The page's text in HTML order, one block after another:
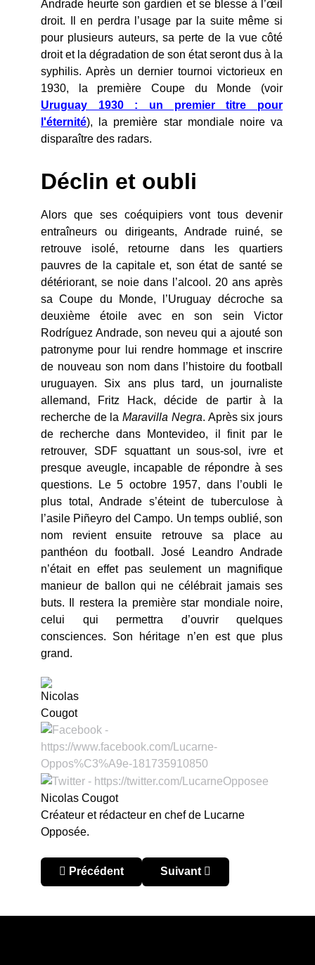
Andrade heurte son gardien et se blesse à l’œil
droit. Il en perdra l’usage par la suite même si
pour plusieurs auteurs, sa perte de la vue côté
droit et la dégradation de son état seront dus à la
syphilis. Après un dernier tournoi victorieux en
1930, la première Coupe du Monde (voir
Uruguay 1930 : un premier titre pour
l'éternité), la première star mondiale noire va
disparaître des radars.
Déclin et oubli
Alors que ses coéquipiers vont tous devenir
entraîneurs ou dirigeants, Andrade ruiné, se
retrouve isolé, retourne dans les quartiers
pauvres de la capitale et, son état de santé se
détériorant, se noie dans l’alcool. 20 ans après
sa Coupe du Monde, l’Uruguay décroche sa
deuxième étoile avec en son sein Victor
Rodríguez Andrade, son neveu qui a ajouté son
patronyme pour lui rendre hommage et inscrire
de nouveau son nom dans l’histoire du football
uruguayen. Six ans plus tard, un journaliste
allemand, Fritz Hack, décide de partir à la
recherche de laMaravilla Negra. Après six jours
de recherche dans Montevideo, il finit par le
retrouver, SDF squattant un sous-sol, ivre et
presque aveugle, incapable de répondre à ses
questions. Le 5 octobre 1957, dans l’oubli le
plus total, Andrade s’éteint de tuberculose à
l’asile Piñeyro del Campo. Un temps oublié, son
nom revient ensuite retrouve sa place au
panthéon du football. José Leandro Andrade
n’était en effet pas seulement un magnifique
manieur de ballon qui ne célébrait jamais ses
buts. Il restera la première star mondiale noire,
celui qui permettra d’ouvrir quelques
consciences. Son héritage n’en est que plus
grand.
Nicolas Cougot
Créateur et rédacteur en chef de Lucarne
Opposée.
Article précédent : Aldyr García Schlee,
Précédent Article suivant : Los Angeles
Suivant